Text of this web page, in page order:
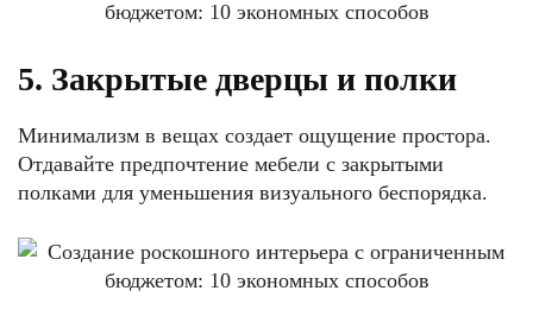
5. Закрытые дверцы и полки
Минимализм в вещах создает ощущение простора.
Отдавайте предпочтение мебели с закрытыми
полками для уменьшения визуального беспорядка.